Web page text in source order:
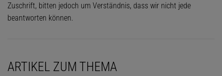
Zuschrift, bitten jedoch um Verständnis, dass wir nicht jede
beantworten können.
ARTIKEL ZUM THEMA